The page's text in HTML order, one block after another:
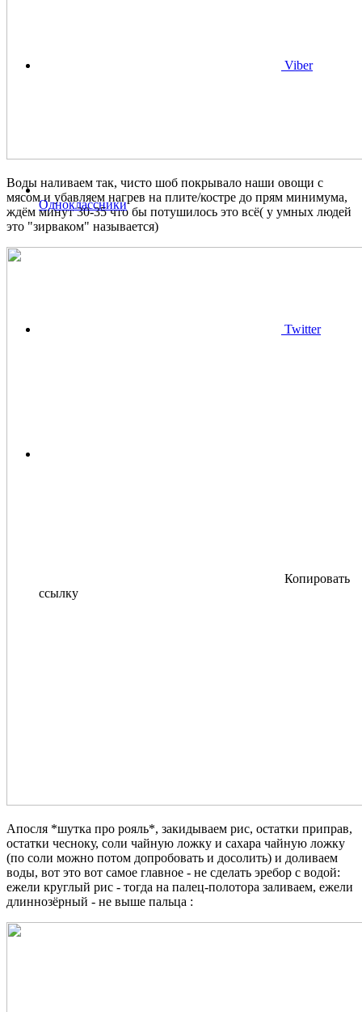
Воды наливаем так, чисто шоб покрывало наши овощи с
мясом и убавляем нагрев на плите/костре до прям минимума,
ждём минут 30-35 что бы потушилось это всё( у умных людей
это "зирваком" называется)
Апосля *шутка про рояль*, закидываем рис, остатки приправ,
остатки чесноку, соли чайную ложку и сахара чайную ложку
(по соли можно потом допробовать и досолить) и доливаем
воды, вот это вот самое главное - не сделать эребор с водой:
ежели круглый рис - тогда на палец-полотора заливаем, ежели
длиннозёрный - не выше пальца :
Viber
Одноклассники
Twitter
Копировать
ссылку